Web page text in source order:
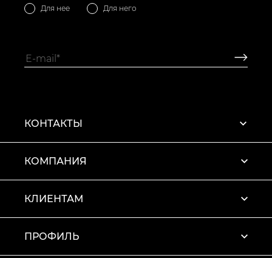
Для нее Для него
КОНТАКТЫ
КОМПАНИЯ
КЛИЕНТАМ
ПРОФИЛЬ